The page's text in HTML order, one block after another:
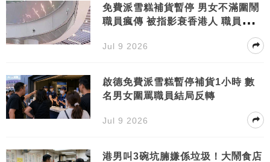
免費派雪糕補貨暫停 男女不滿圍鬧
職員瘋傳 被指影衰香港人 職員做法
Jul 9 2026
啟德免費派雪糕暫停補貨1小時 數
名男女圍罵職員結局反轉
Jul 9 2026
港男叫3碗坑腩嫌係垃圾！大鬧食店